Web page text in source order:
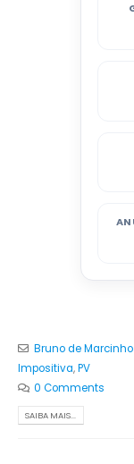
Bruno de
Impositiva,PV
0 Comments
SAIBA MAIS...